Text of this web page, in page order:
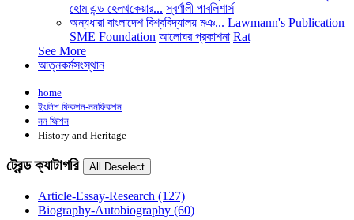
হোম এন্ড হেলথকেয়ার... স্বর্ণালী পাবলিশার্স
অন্যধারা বাংলাদেশ বিশ্ববিদ্যালয় মঞ... Lawmann's Publication
SME Foundation আলোঘর প্রকাশনা Rat
See More
আত্নকর্মসংস্থান
home
ইংলিশ ফিকশন-ননফিকশন
নন ফিক্শন
History and Heritage
ট্রেন্ড ক্যাটাগরি
Article-Essay-Research (127)
Biography-Autobiography (60)